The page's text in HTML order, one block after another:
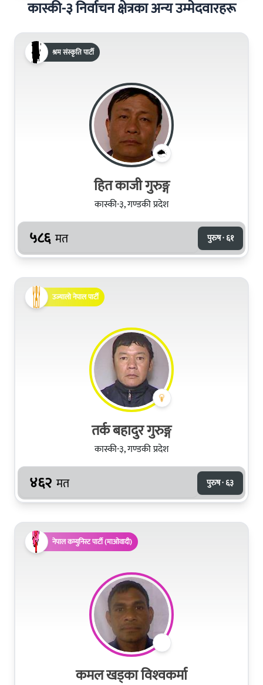
कास्की-३ निर्वाचन क्षेत्रका अन्य उम्मेदवारहरू
श्रम संस्कृति पार्टी
हित काजी गुरुङ्ग
कास्की-३, गण्डकी प्रदेश
५८६ मत पुरुष · ६१
उज्यालो नेपाल पार्टी
तर्क बहादुर गुरुङ्ग
कास्की-३, गण्डकी प्रदेश
४६२ मत पुरुष · ६३
नेपाल कम्युनिस्ट पार्टी (माओवादी)
कमल खड्‍का विश्‍वकर्मा